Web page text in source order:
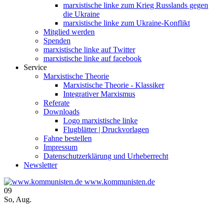
marxistische linke zum Krieg Russlands gegen
die Ukraine
marxistische linke zum Ukraine-Konflikt
Mitglied werden
Spenden
marxistische linke auf Twitter
marxistische linke auf facebook
Service
Marxistische Theorie
Marxistische Theorie - Klassiker
Integrativer Marxismus
Referate
Downloads
Logo marxistische linke
Flugblätter | Druckvorlagen
Fahne bestellen
Impressum
Datenschutzerklärung und Urheberrecht
Newsletter
www.kommunisten.de
09
So, Aug.